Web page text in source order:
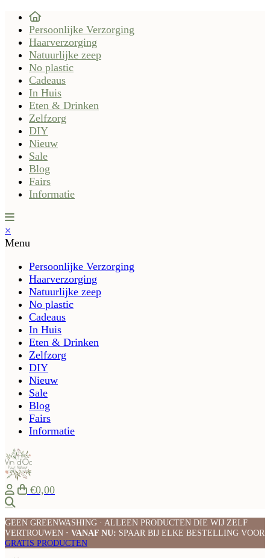
Persoonlijke Verzorging
Haarverzorging
Natuurlijke zeep
No plastic
Cadeaus
In Huis
Eten & Drinken
Zelfzorg
DIY
Nieuw
Sale
Blog
Fairs
Informatie
×
Menu
Persoonlijke Verzorging
Haarverzorging
Natuurlijke zeep
No plastic
Cadeaus
In Huis
Eten & Drinken
Zelfzorg
DIY
Nieuw
Sale
Blog
Fairs
Informatie
€0,00
GEEN GREENWASHING · ALLEEN PRODUCTEN DIE WIJ ZELF
VERTROUWEN · VANAF NU: SPAAR BIJ ELKE BESTELLING VOOR
GRATIS PRODUCTEN